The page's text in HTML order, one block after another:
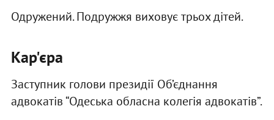
Одружений. Подружжя виховує трьох дітей.
Кар'єра
Заступник голови президії Об’єднання
адвокатів “Одеська обласна колегія адвокатів”.